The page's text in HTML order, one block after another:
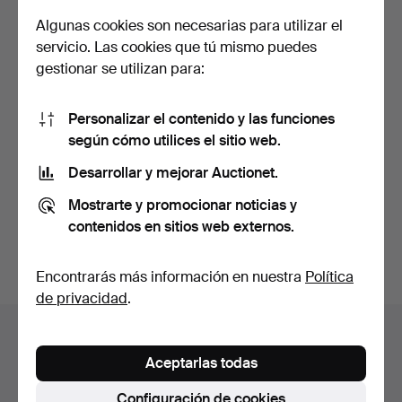
Un par de candelabros de
Subastado 4 abr 2026
17 pujas
173 USD
Estás buscando en el archivo de subastas concluidas.
Algunas cookies son necesarias para utilizar el
servicio. Las cookies que tú mismo puedes
gestionar se utilizan para:
Personalizar el contenido y las funciones
según cómo utilices el sitio web.
Desarrollar y mejorar Auctionet.
Mostrarte y promocionar noticias y
contenidos en sitios web externos.
Encontrarás más información en nuestra Política
de privacidad.
Aceptarlas todas